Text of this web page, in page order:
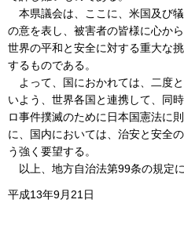
本県議会は、ここに、米国及び
の意を表し、被害者の皆様に心か
世界の平和と安全に対する重大な
するものである。
よって、国におかれては、二度
いよう、世界各国と連携して、同
ロ事件撲滅のために日本国憲法に
に、国内においては、治安と安全
う強く要望する。
以上、地方自治法第99条の規定
平成13年9月21日